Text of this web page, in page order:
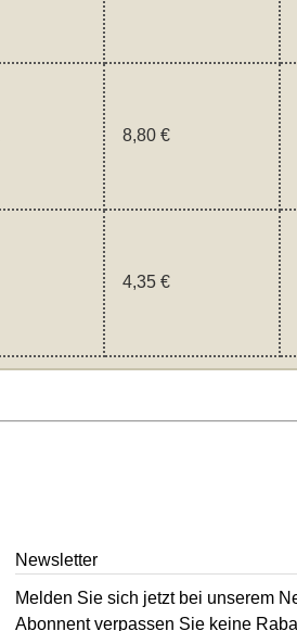
8,80 €
4,35 €
Newsletter
Melden Sie sich jetzt bei unserem
Abonnent verpassen Sie keine